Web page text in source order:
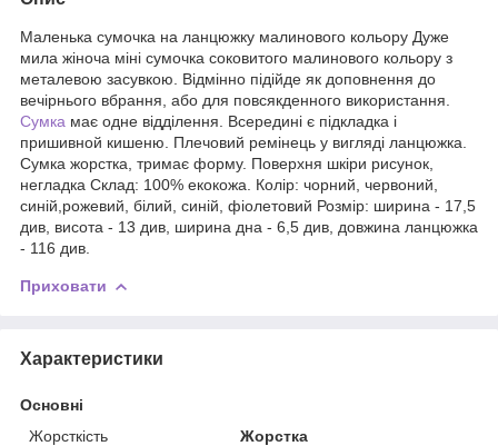
Маленька сумочка на ланцюжку малинового кольору Дуже
мила жіноча міні сумочка соковитого малинового кольору з
металевою засувкою. Відмінно підійде як доповнення до
вечірнього вбрання, або для повсякденного використання.
Сумка має одне відділення. Всередині є підкладка і
пришивной кишеню. Плечовий ремінець у вигляді ланцюжка.
Сумка жорстка, тримає форму. Поверхня шкіри рисунок,
негладка Склад: 100% екокожа. Колір: чорний, червоний,
синій,рожевий, білий, синій, фіолетовий Розмір: ширина - 17,5
див, висота - 13 див, ширина дна - 6,5 див, довжина ланцюжка
- 116 див.
Приховати
Характеристики
Основні
Жорсткість
Жорстка